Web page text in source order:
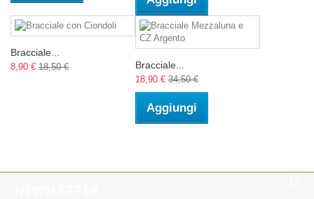
Bracciale...
8,90 € 18,50 € Bracciale...
18,90 € 34,50 €
Aggiungi